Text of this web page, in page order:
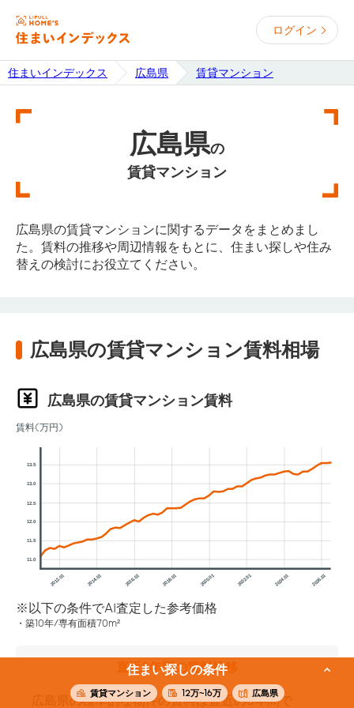
ログイン
住まいインデックス 広島県 賃貸マンション
広島県の
賃貸マンション
広島県の賃貸マンションに関するデータをまとめまし
た。賃料の推移や周辺情報をもとに、住まい探しや住み
替えの検討にお役立てください。
広島県の賃貸マンション賃料相場
広島県の賃貸マンション賃料
賃料(万円)
2012.01 2014.01 2016.01 2018.01 2020.01 2022.01 2024.01 2026.01
11.0
11.5
12.0
12.5
13.0
13.5
※以下の条件でAI査定した参考価格
築10年/専有面積70m²
直近3年間の賃料推移
広島県の標準的な物件の賃料は直近の3年間で
住まい探しの条件
賃貸マンション 12万~16万 広島県